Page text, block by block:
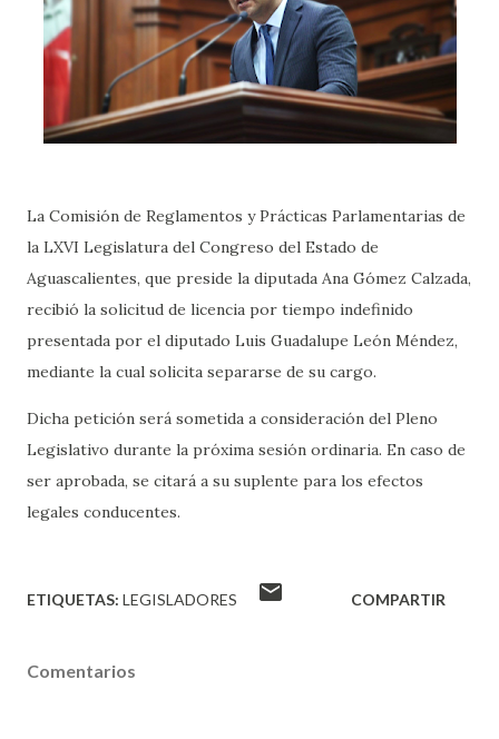
La Comisión de Reglamentos y Prácticas Parlamentarias de
la LXVI Legislatura del Congreso del Estado de
Aguascalientes, que preside la diputada Ana Gómez Calzada,
recibió la solicitud de licencia por tiempo indefinido
presentada por el diputado Luis Guadalupe León Méndez,
mediante la cual solicita separarse de su cargo.
Dicha petición será sometida a consideración del Pleno
Legislativo durante la próxima sesión ordinaria. En caso de
ser aprobada, se citará a su suplente para los efectos
legales conducentes.
ETIQUETAS: LEGISLADORES COMPARTIR
Comentarios